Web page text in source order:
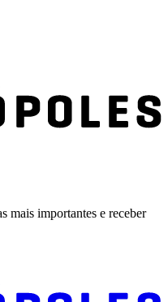
mais importantes e receber